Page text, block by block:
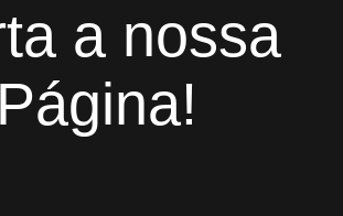
a nossa
Página!